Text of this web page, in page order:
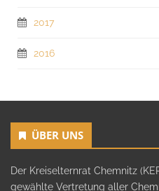
2017
2016
ÜBER UNS
Der Kreiselternrat Chemnitz
gewählte Vertretung aller